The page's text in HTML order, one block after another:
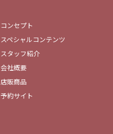
コンセプト
スペシャルコンテンツ
スタッフ紹介
会社概要
店販商品
予約サイト